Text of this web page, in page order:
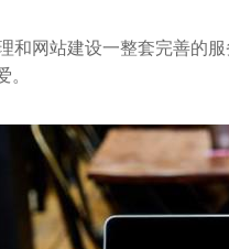
和网站建设一整套完善的
。